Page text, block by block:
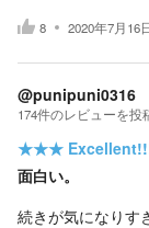
8 2020年7月16
@punipuni0316
174件のレビューを投
★★★
面白い。
続きが気になりす